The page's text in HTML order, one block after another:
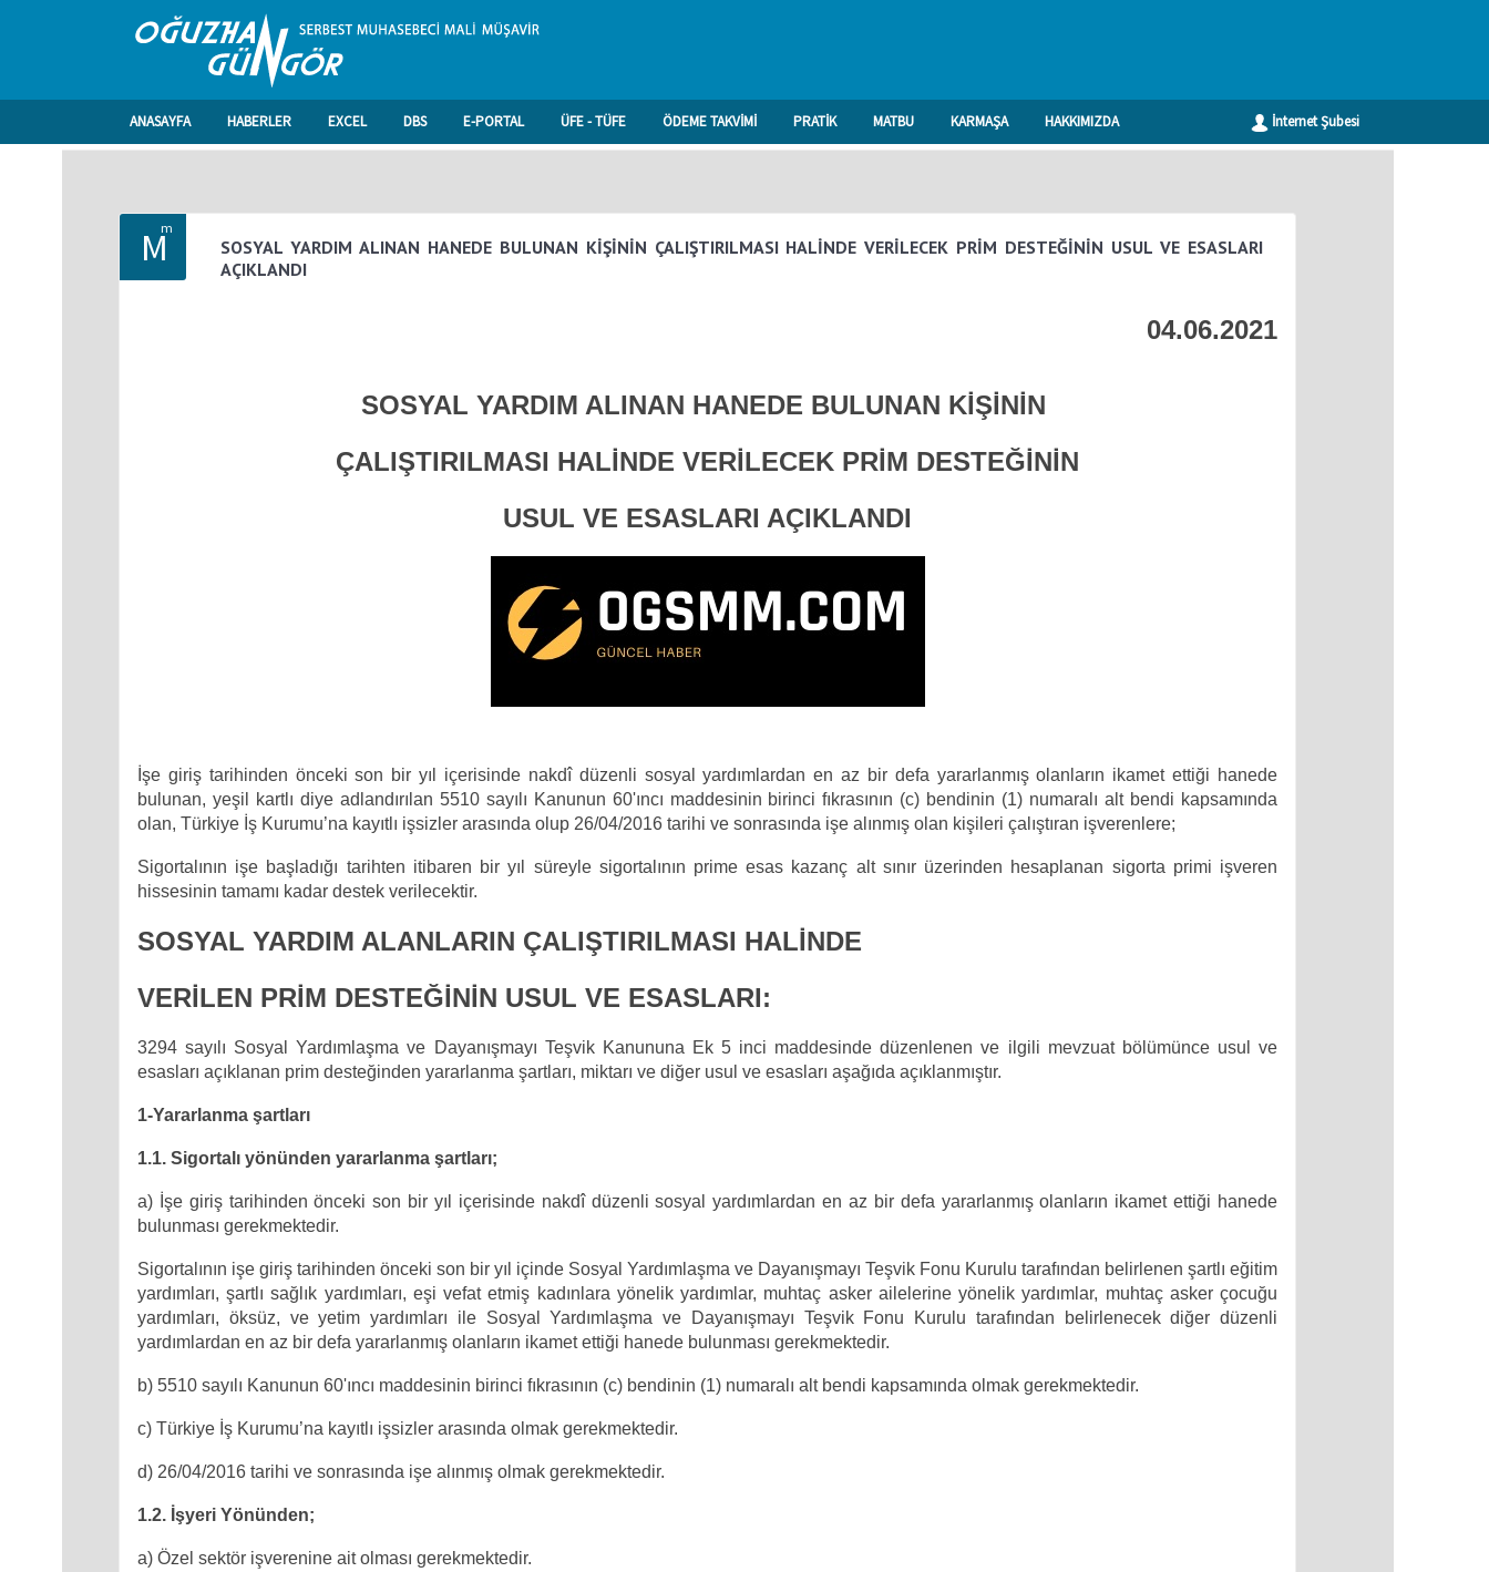
ANASAYFA HABERLER EXCEL DBS E-PORTAL ÜFE - TÜFE ÖDEME TAKVİMİ PRATİK MATBU KARMAŞA HAKKIMIZDA İnternet Şubesi
Geri
SOSYAL YARDIM ALINAN HANEDE BULUNAN KİŞİNİN ÇALIŞTIRILMASI HALİNDE VERİLECEK PRİM DESTEĞİNİN USUL VE ESASLARI
AÇIKLANDI
Mm
04.06.2021
SOSYAL YARDIM ALINAN HANEDE BULUNAN KİŞİNİN
ÇALIŞTIRILMASI HALİNDE VERİLECEK PRİM DESTEĞİNİN
USUL VE ESASLARI AÇIKLANDI
İşe giriş tarihinden önceki son bir yıl içerisinde nakdî düzenli sosyal yardımlardan en az bir defa yararlanmış olanların ikamet ettiği hanede
bulunan, yeşil kartlı diye adlandırılan 5510 sayılı Kanunun 60'ıncı maddesinin birinci fıkrasının (c) bendinin (1) numaralı alt bendi kapsamında
olan, Türkiye İş Kurumu’na kayıtlı işsizler arasında olup 26/04/2016 tarihi ve sonrasında işe alınmış olan kişileri çalıştıran işverenlere;
Sigortalının işe başladığı tarihten itibaren bir yıl süreyle sigortalının prime esas kazanç alt sınır üzerinden hesaplanan sigorta primi işveren
hissesinin tamamı kadar destek verilecektir.
SOSYAL YARDIM ALANLARIN ÇALIŞTIRILMASI HALİNDE
VERİLEN PRİM DESTEĞİNİN USUL VE ESASLARI:
3294 sayılı Sosyal Yardımlaşma ve Dayanışmayı Teşvik Kanununa Ek 5 inci maddesinde düzenlenen ve ilgili mevzuat bölümünce usul ve
esasları açıklanan prim desteğinden yararlanma şartları, miktarı ve diğer usul ve esasları aşağıda açıklanmıştır.
1-Yararlanma şartları
1.1. Sigortalı yönünden yararlanma şartları;
a) İşe giriş tarihinden önceki son bir yıl içerisinde nakdî düzenli sosyal yardımlardan en az bir defa yararlanmış olanların ikamet ettiği hanede
bulunması gerekmektedir.
Sigortalının işe giriş tarihinden önceki son bir yıl içinde Sosyal Yardımlaşma ve Dayanışmayı Teşvik Fonu Kurulu tarafından belirlenen şartlı eğitim
yardımları, şartlı sağlık yardımları, eşi vefat etmiş kadınlara yönelik yardımlar, muhtaç asker ailelerine yönelik yardımlar, muhtaç asker çocuğu
yardımları, öksüz, ve yetim yardımları ile Sosyal Yardımlaşma ve Dayanışmayı Teşvik Fonu Kurulu tarafından belirlenecek diğer düzenli
yardımlardan en az bir defa yararlanmış olanların ikamet ettiği hanede bulunması gerekmektedir.
b) 5510 sayılı Kanunun 60'ıncı maddesinin birinci fıkrasının (c) bendinin (1) numaralı alt bendi kapsamında olmak gerekmektedir.
c) Türkiye İş Kurumu’na kayıtlı işsizler arasında olmak gerekmektedir.
d) 26/04/2016 tarihi ve sonrasında işe alınmış olmak gerekmektedir.
1.2. İşyeri Yönünden;
a) Özel sektör işverenine ait olması gerekmektedir.